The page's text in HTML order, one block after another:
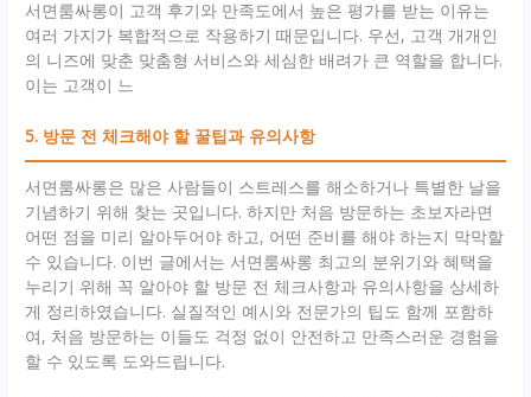
서면룸싸롱이 고객 후기와 만족도에서 높은 평가를 받는 이유는
여러 가지가 복합적으로 작용하기 때문입니다. 우선, 고객 개개인
의 니즈에 맞춘 맞춤형 서비스와 세심한 배려가 큰 역할을 합니다.
이는 고객이 느
5. 방문 전 체크해야 할 꿀팁과 유의사항
서면룸싸롱은 많은 사람들이 스트레스를 해소하거나 특별한 날을
기념하기 위해 찾는 곳입니다. 하지만 처음 방문하는 초보자라면
어떤 점을 미리 알아두어야 하고, 어떤 준비를 해야 하는지 막막할
수 있습니다. 이번 글에서는 서면룸싸롱 최고의 분위기와 혜택을
누리기 위해 꼭 알아야 할 방문 전 체크사항과 유의사항을 상세하
게 정리하였습니다. 실질적인 예시와 전문가의 팁도 함께 포함하
여, 처음 방문하는 이들도 걱정 없이 안전하고 만족스러운 경험을
할 수 있도록 도와드립니다.